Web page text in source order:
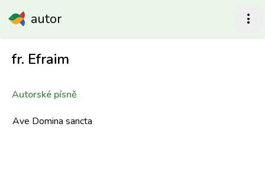
autor more_vert
fr. Efraim
Autorské písně
Ave Domina sancta